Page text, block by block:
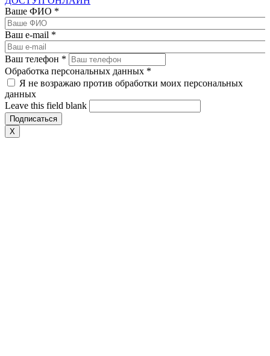
Ваше ФИО *
Ваш e-mail *
Ваш телефон *
Обработка персональных данных *
Я не возражаю против обработки моих персональных
данных
Leave this field blank
X